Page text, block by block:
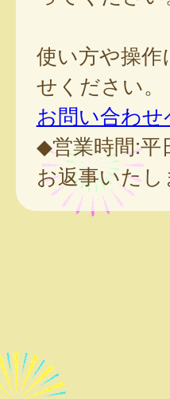
使い方や操
せください。
お問い合わ
◆営業時間:平
お返事いたし